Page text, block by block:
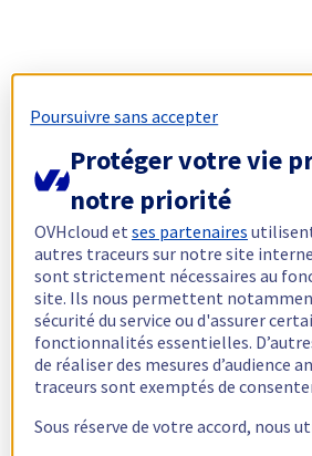
Poursuivre sans accepter
Protéger votre vie
notre priorité
OVHcloud etses partenaires
autres traceurs sur notre site
sont strictement nécessaires au
site. Ils nous permettent
sécurité du service ou d'assurer
fonctionnalités essentielles.
de réaliser des mesures d’audience
traceurs sont exemptés de
Sous réserve de votre accord, nous